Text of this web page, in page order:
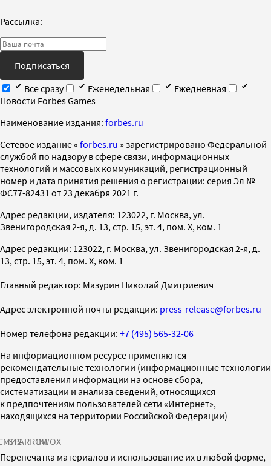
Рассылка:
Подписаться
Все сразу
Еженедельная
Ежедневная
Новости Forbes Games
Наименование издания: forbes.ru
Cетевое издание « forbes.ru » зарегистрировано Федеральной
службой по надзору в сфере связи, информационных
технологий и массовых коммуникаций, регистрационный
номер и дата принятия решения о регистрации: серия Эл №
ФС77-82431 от 23 декабря 2021 г.
Адрес редакции, издателя: 123022, г. Москва, ул.
Звенигородская 2-я, д. 13, стр. 15, эт. 4, пом. X, ком. 1
Адрес редакции: 123022, г. Москва, ул. Звенигородская 2-я, д.
13, стр. 15, эт. 4, пом. X, ком. 1
Главный редактор: Мазурин Николай Дмитриевич
Адрес электронной почты редакции: press-release@forbes.ru
Номер телефона редакции: +7 (495) 565-32-06
На информационном ресурсе применяются
рекомендательные технологии (информационные технологии
предоставления информации на основе сбора,
систематизации и анализа сведений, относящихся
к предпочтениям пользователей сети «Интернет»,
находящихся на территории Российской Федерации)
SPARROWINFOX
Перепечатка материалов и использование их в любой форме,